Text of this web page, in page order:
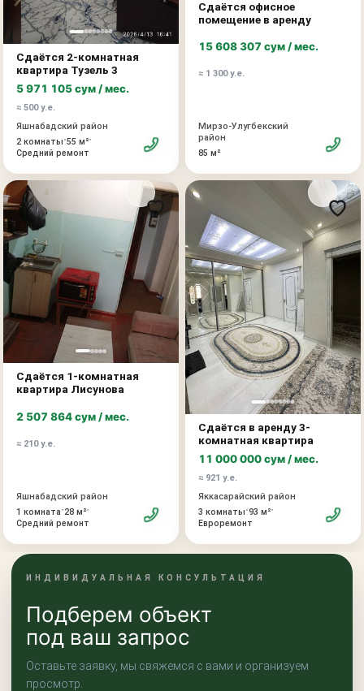
Сдаётся 2-комнатная
квартира Тузель 3
5 971 105 сум / мес.
≈ 500 у.е.
Яшнабадский район
2 комнаты•55 м²•
Средний ремонт
Сдаётся офисное
помещение в аренду
15 608 307 сум / мес.
≈ 1 300 у.е.
Мирзо-Улугбекский
район
85 м²
Сдаётся 1-комнатная
квартира Лисунова
2 507 864 сум / мес.
≈ 210 у.е.
Яшнабадский район
1 комната•28 м²•
Средний ремонт
Сдаётся в аренду 3-
комнатная квартира
11 000 000 сум / мес.
≈ 921 у.е.
Яккасарайский район
3 комнаты•93 м²•
Евроремонт
ИНДИВИДУАЛЬНАЯ КОНСУЛЬТАЦИЯ
Подберем объект
под ваш запрос
Оставьте заявку, мы свяжемся с вами и организуем
просмотр.